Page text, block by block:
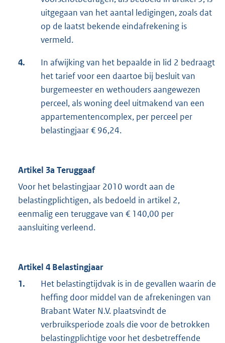
uitgegaan van het aantal ledigingen, zoals dat
op de laatst bekende eindafrekening is
vermeld.
4.
In afwijking van het bepaalde in lid 2 bedraagt
het tarief voor een daartoe bij besluit van
burgemeester en wethouders aangewezen
perceel, als woning deel uitmakend van een
appartementencomplex, per perceel per
belastingjaar € 96,24.
Artikel 3a Teruggaaf
Voor het belastingjaar 2010 wordt aan de
belastingplichtigen, als bedoeld in artikel 2,
eenmalig een teruggave van € 140,00 per
aansluiting verleend.
Artikel 4 Belastingjaar
1.
Het belastingtijdvak is in de gevallen waarin de
heffing door middel van de afrekeningen van
Brabant Water N.V. plaatsvindt de
verbruiksperiode zoals die voor de betrokken
belastingplichtige voor het desbetreffende